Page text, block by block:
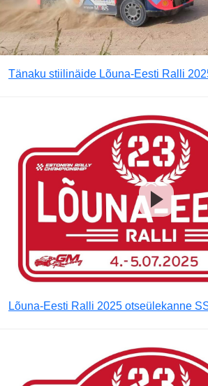
Tänaku stiilinäide Lõuna-Eesti Ralli
Lõuna-Eesti Ralli 2025 otseülekanne